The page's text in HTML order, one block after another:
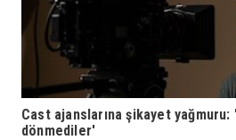
Cast ajanslarına şikayet yağmuru:
dönmediler'